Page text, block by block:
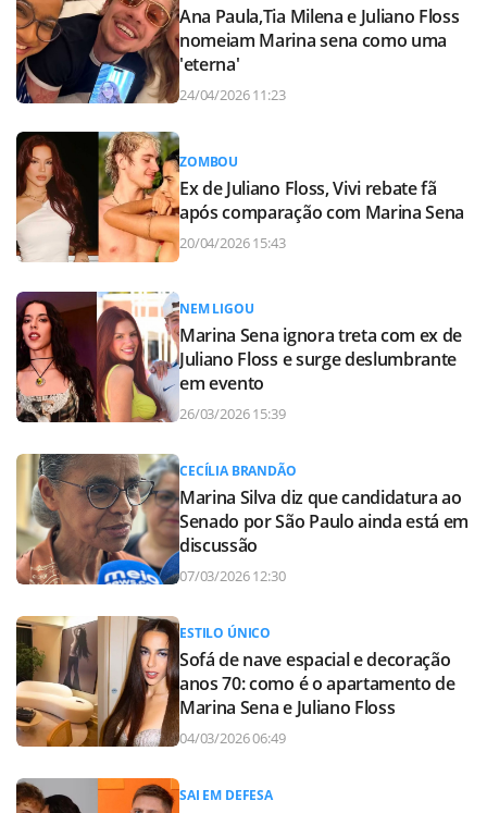
Ana Paula,Tia Milena e Juliano Floss
nomeiam Marina sena como uma
'eterna'
24/04/2026 11:23
ZOMBOU
Ex de Juliano Floss, Vivi rebate fã
após comparação com Marina Sena
20/04/2026 15:43
NEM LIGOU
Marina Sena ignora treta com ex de
Juliano Floss e surge deslumbrante
em evento
26/03/2026 15:39
CECÍLIA BRANDÃO
Marina Silva diz que candidatura ao
Senado por São Paulo ainda está em
discussão
07/03/2026 12:30
ESTILO ÚNICO
Sofá de nave espacial e decoração
anos 70: como é o apartamento de
Marina Sena e Juliano Floss
04/03/2026 06:49
SAI EM DEFESA